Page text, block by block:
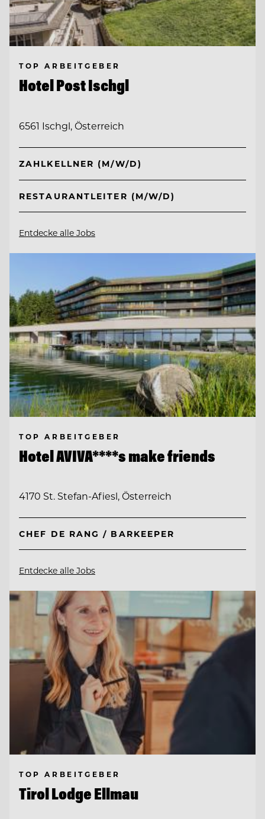
TOP ARBEITGEBER
Hotel Post Ischgl
6561 Ischgl, Österreich
ZAHLKELLNER (M/W/D)
RESTAURANTLEITER (M/W/D)
Entdecke alle Jobs
TOP ARBEITGEBER
Hotel AVIVA****s make friends
4170 St. Stefan-Afiesl, Österreich
CHEF DE RANG / BARKEEPER
Entdecke alle Jobs
TOP ARBEITGEBER
Tirol Lodge Ellmau